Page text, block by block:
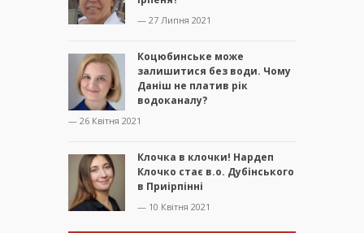
— 27 Липня 2021
Коцюбинське може
залишитися без води. Чому
Даніш не платив рік
водоканалу?
— 26 Квітня 2021
Клочка в клочки! Нардеп
Клочко стає в.о. Дубінського
в Приірпінні
— 10 Квітня 2021